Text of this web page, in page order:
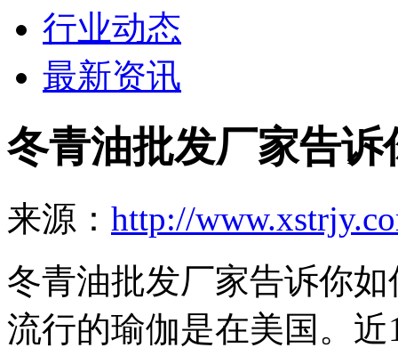
行业动态
最新资讯
冬青油批发厂家告
来源： http://
冬青油批发厂家告诉你
流行的瑜伽是在美国。